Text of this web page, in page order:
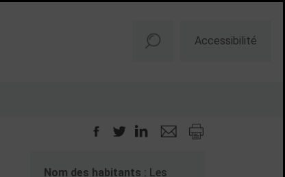
Accessibilité
Nom des habitants : Les